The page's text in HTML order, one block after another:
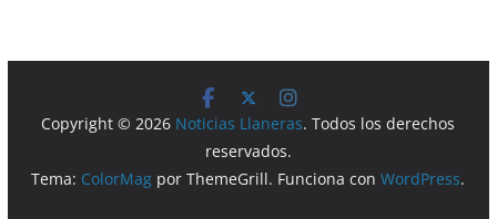
Copyright © 2026 Noticias Llaneras. Todos los derechos
reservados.
Tema: ColorMag por ThemeGrill. Funciona conWordPress.